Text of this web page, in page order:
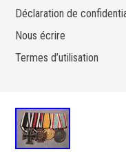
Déclaration de
Nous écrire
Termes d’utilisation